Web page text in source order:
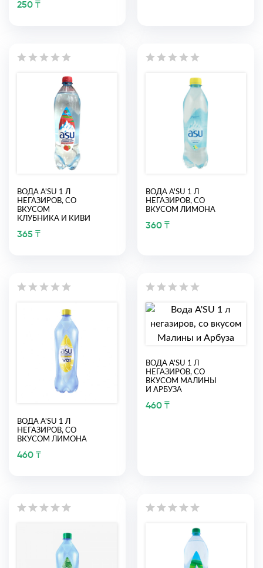
250 ₸
ВОДА A'SU 1 Л
НЕГАЗИРОВ, СО
ВКУСОМ
КЛУБНИКА И КИВИ
365 ₸
ВОДА A'SU 1 Л
НЕГАЗИРОВ, СО
ВКУСОМ ЛИМОНА
360 ₸
ВОДА A'SU 1 Л
НЕГАЗИРОВ, СО
ВКУСОМ ЛИМОНА
460 ₸
ВОДА A'SU 1 Л
НЕГАЗИРОВ, СО
ВКУСОМ МАЛИНЫ
И АРБУЗА
460 ₸